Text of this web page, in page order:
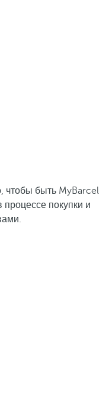
чтобы быть MyBarcel
процессе покупки и